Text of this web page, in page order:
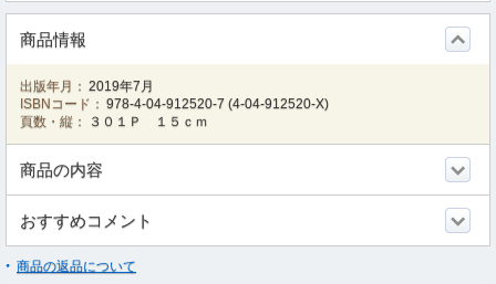
商品情報
出版年月： 2019年7月
ISBNコード： 978-4-04-912520-7 (4-04-912520-X)
頁数・縦：
３０１Ｐ １５ｃｍ
商品の内容
おすすめコメント
商品の返品について